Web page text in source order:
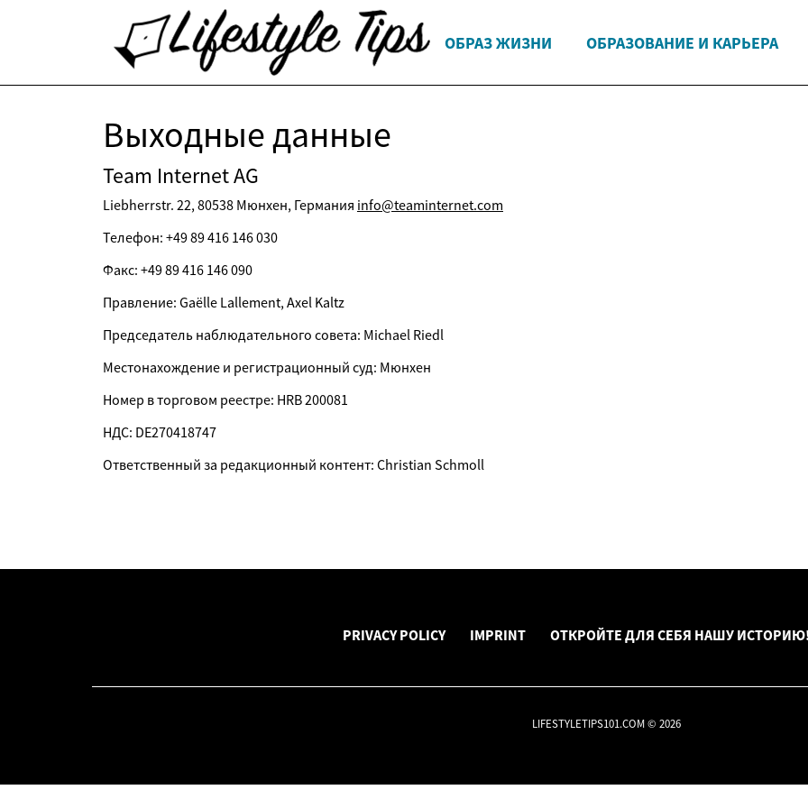
ОБРАЗ ЖИЗНИ ОБРАЗОВАНИЕ И КАРЬЕРА
Выходные данные
Team Internet AG
Liebherrstr. 22, 80538 Мюнхен, Германия info@teaminternet.com
Телефон: +49 89 416 146 030
Факс: +49 89 416 146 090
Правление: Gaëlle Lallement, Axel Kaltz
Председатель наблюдательного совета: Michael Riedl
Местонахождение и регистрационный суд: Мюнхен
Номер в торговом реестре: HRB 200081
НДС: DE270418747
Ответственный за редакционный контент: Christian Schmoll
PRIVACY POLICY IMPRINT ОТКРОЙТЕ ДЛЯ СЕБЯ НАШУ
LIFESTYLETIPS101.COM © 2026